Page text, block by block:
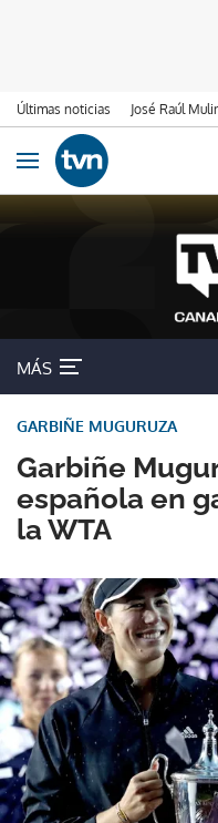
Últimas noticias José Raúl
Ir al contenido
Obrir navegació
MÁS
Garbiñe
española en
la WTA
GARBIÑE MUGURUZA